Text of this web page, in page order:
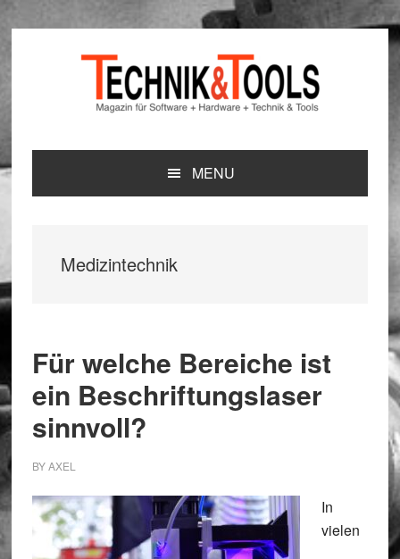
Hauptnavigation
Inhalt
Seitenspalte
MENU
Medizintechnik
Für welche Bereiche ist
ein Beschriftungslaser
sinnvoll?
BYAXEL
In
vielen